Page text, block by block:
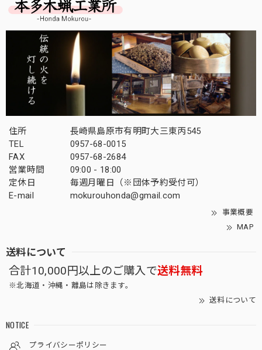
住所
長崎県島原市有明町大三東丙545
TEL
0957-68-0015
FAX
0957-68-2684
営業時間
09:00 - 18:00
定休日
毎週月曜日（※団体予約受付可）
E-mail
mokurouhonda@gmail.com
事業概要
MAP
送料について
合計10,000円以上のご購入で送料無料
※北海道・沖縄・離島は除きます。
送料について
NOTICE
プライバシーポリシー